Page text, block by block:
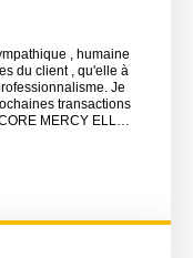
, humaine
, qu'elle à
Je
transactions